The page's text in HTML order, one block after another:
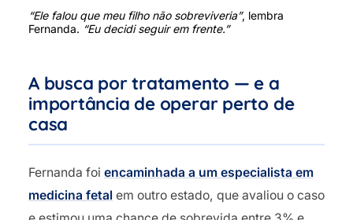
“Ele falou que meu filho não sobreviveria”, lembra
Fernanda. “Eu decidi seguir em frente.”
A busca por tratamento — e a
importância de operar perto de
casa
Fernanda foi encaminhada a um especialista em
medicina fetal em outro estado, que avaliou o caso